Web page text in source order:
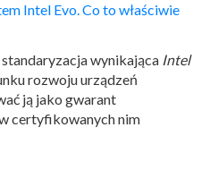
Intel Evo. Co to właściwie
wynikająca Intel
rozwoju urządzeń
ją jako gwarant
certyfikowanych nim